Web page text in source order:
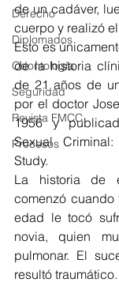
Derecho
Diplomados
Odontología
Seguridad
Revista FMCC
Procesos
de un cadáver,
cuerpo y realizó
Esto es
de la historia
de 21 años de
por el doctor
1956 y
Sexual
Study.
La historia de
comenzó
edad le tocó
novia, quien
pulmonar. El
resultó traumático.